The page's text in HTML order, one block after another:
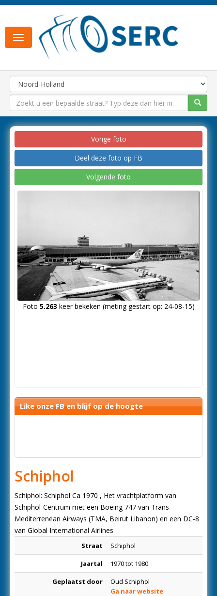
Toggle
navigation
Vorige foto
Deel deze foto op FB
Volgende foto
Foto 5.263 keer bekeken (meting gestart op: 24-08-15)
Like onze FB en blijf op de hoogte
Schiphol
Schiphol: Schiphol Ca 1970 , Het vrachtplatform van
Schiphol-Centrum met een Boeing 747 van Trans
Mediterrenean Airways (TMA, Beirut Libanon) en een DC-8
van Global International Airlines
Straat Schiphol
Jaartal 1970 tot 1980
Geplaatst door
Oud Schiphol
Ga naar website